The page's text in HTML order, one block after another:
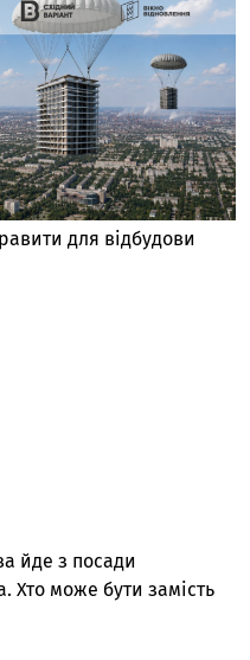
для відбудови
йде з посади
Хто може бути замість